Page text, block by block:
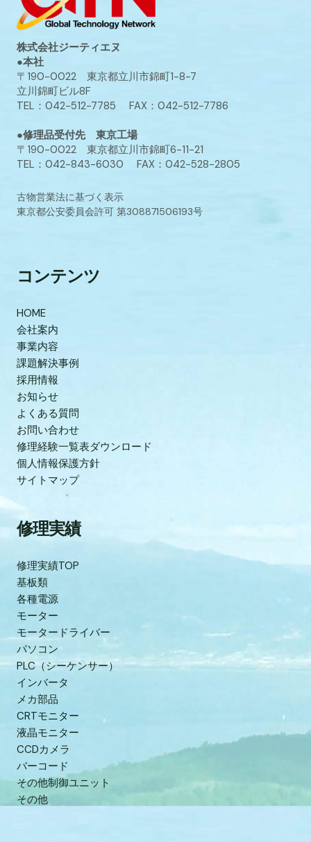
株式会社ジーティエヌ
●本社
〒190-0022 東京都立川市錦町1-8-7
立川錦町ビル8F
TEL：042-512-7785 FAX：042-512-7786
●修理品受付先 東京工場
〒190-0022 東京都立川市錦町6-11-21
TEL：042-843-6030 FAX：042-528-2805
古物営業法に基づく表示
東京都公安委員会許可 第308871506193号
コンテンツ
HOME
会社案内
事業内容
課題解決事例
採用情報
お知らせ
よくある質問
お問い合わせ
修理経験一覧表ダウンロード
個人情報保護方針
サイトマップ
修理実績
修理実績TOP
基板類
各種電源
モーター
モータードライバー
パソコン
PLC（シーケンサー）
インバータ
メカ部品
CRTモニター
液晶モニター
CCDカメラ
バーコード
その他制御ユニット
その他